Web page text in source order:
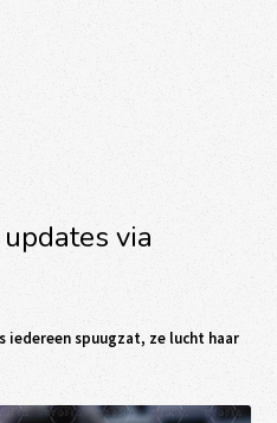
via
iedereen spuugzat, ze lucht haar